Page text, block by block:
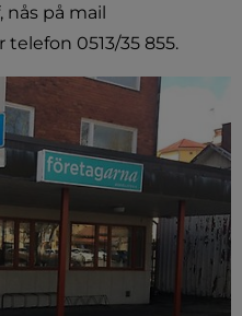
nås på mail
0513/35 855.